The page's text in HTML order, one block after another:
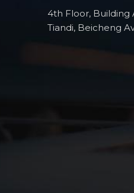
CNC
4th Floor, Building
Tiandi, Beicheng